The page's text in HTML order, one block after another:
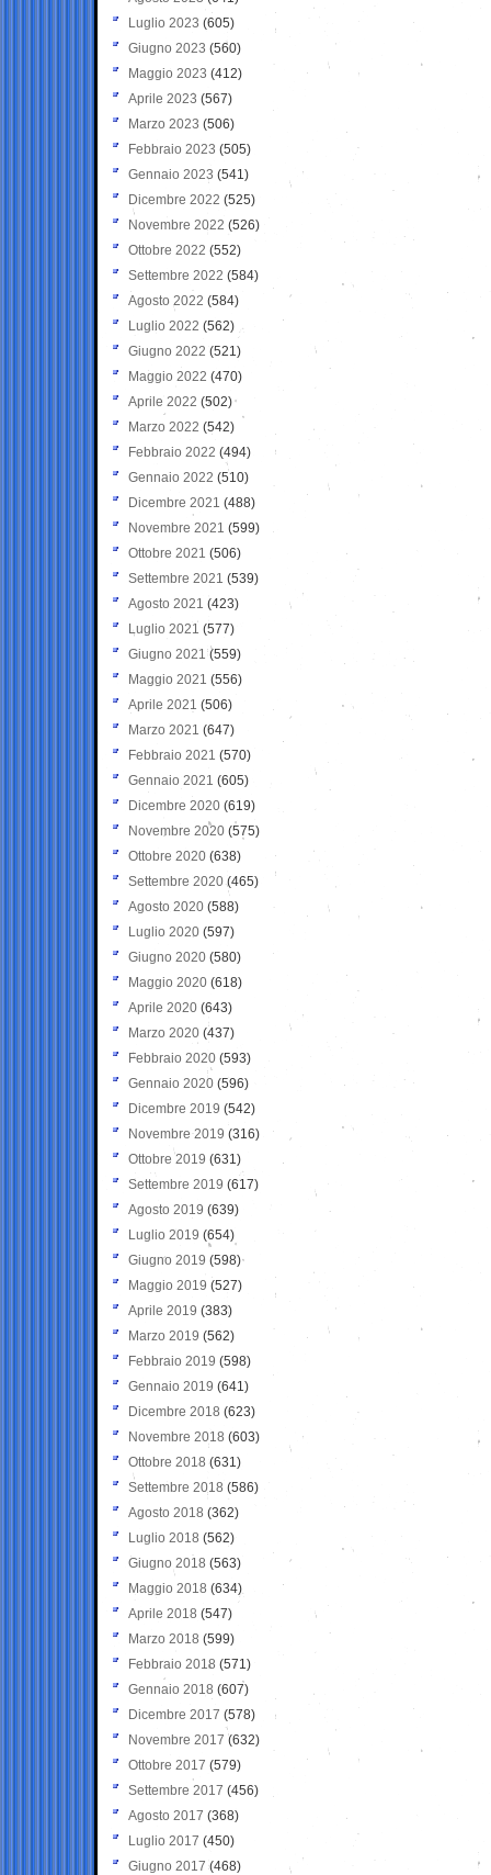
Luglio 2023 (605)
Giugno 2023 (560)
Maggio 2023 (412)
Aprile 2023 (567)
Marzo 2023 (506)
Febbraio 2023 (505)
Gennaio 2023 (541)
Dicembre 2022 (525)
Novembre 2022 (526)
Ottobre 2022 (552)
Settembre 2022 (584)
Agosto 2022 (584)
Luglio 2022 (562)
Giugno 2022 (521)
Maggio 2022 (470)
Aprile 2022 (502)
Marzo 2022 (542)
Febbraio 2022 (494)
Gennaio 2022 (510)
Dicembre 2021 (488)
Novembre 2021 (599)
Ottobre 2021 (506)
Settembre 2021 (539)
Agosto 2021 (423)
Luglio 2021 (577)
Giugno 2021(559)
Maggio 2021 (556)
Aprile 2021 (506)
Marzo 2021 (647)
Febbraio 2021 (570)
Gennaio 2021 (605)
Dicembre 2020 (619)
Novembre 2020 (575)
Ottobre 2020 (638)
Settembre 2020(465)
Agosto 2020 (588)
Luglio 2020 (597)
Giugno 2020 (580)
Maggio 2020 (618)
Aprile 2020 (643)
Marzo 2020 (437)
Febbraio 2020 (593)
Gennaio 2020 (596)
Dicembre 2019 (542)
Novembre 2019 (316)
Ottobre 2019 (631)
Settembre 2019 (617)
Agosto 2019 (639)
Luglio 2019 (654)
Giugno 2019 (598)
Maggio 2019 (527)
Aprile 2019 (383)
Marzo 2019 (562)
Febbraio 2019 (598)
Gennaio 2019 (641)
Dicembre 2018 (623)
Novembre 2018 (603)
Ottobre 2018 (631)
Settembre 2018 (586)
Agosto 2018 (362)
Luglio 2018 (562)
Giugno 2018 (563)
Maggio 2018 (634)
Aprile 2018 (547)
Marzo 2018 (599)
Febbraio 2018 (571)
Gennaio 2018 (607)
Dicembre 2017 (578)
Novembre 2017 (632)
Ottobre 2017 (579)
Settembre 2017 (456)
Agosto 2017 (368)
Luglio 2017 (450)
Giugno 2017 (468)